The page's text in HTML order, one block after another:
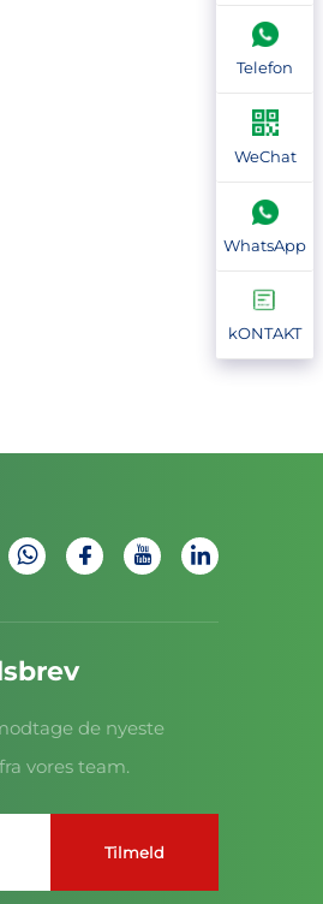
Telefon
WeChat
WhatsApp
kONTAKT
de nyeste
vores team.
Tilmeld